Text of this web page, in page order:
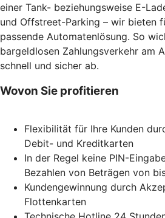
einer Tank- beziehungsweise E-
und Offstreet-Parking – wir bieten
passende Automatenlösung. So
bargeldlosen Zahlungsverkehr am
schnell und sicher ab.
Wovon Sie profitieren
Flexibilität für Ihre Kunden
Debit- und Kreditkarten
In der Regel keine PIN-
Bezahlen von Beträgen von
Kundengewinnung durch
Flottenkarten